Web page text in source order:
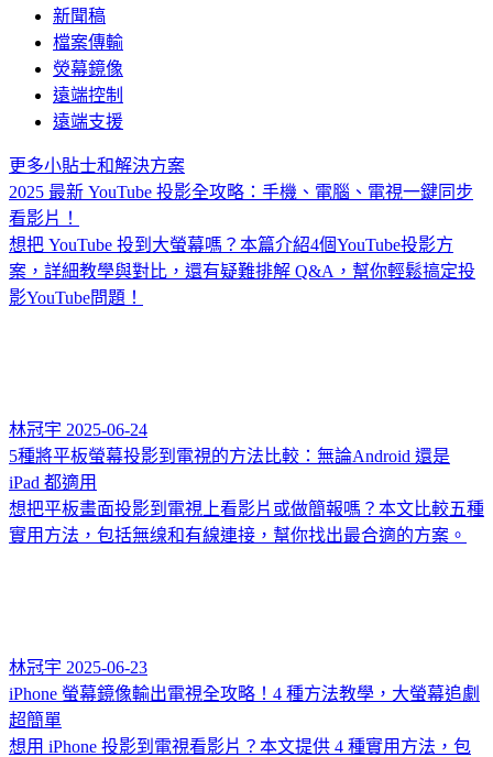
新聞稿
檔案傳輸
熒幕鏡像
遠端控制
遠端支援
更多小貼士和解決方案
2025 最新 YouTube 投影全攻略：手機、電腦、電視一鍵同步
看影片！
想把 YouTube 投到大螢幕嗎？本篇介紹4個YouTube投影方
案，詳細教學與對比，還有疑難排解 Q&A，幫你輕鬆搞定投
影YouTube問題！
林冠宇 2025-06-24
5種將平板螢幕投影到電視的方法比較：無論Android 還是
iPad 都適用
想把平板畫面投影到電視上看影片或做簡報嗎？本文比較五種
實用方法，包括無缐和有線連接，幫你找出最合適的方案。
林冠宇 2025-06-23
iPhone 螢幕鏡像輸出電視全攻略！4 種方法教學，大螢幕追劇
超簡單
想用 iPhone 投影到電視看影片？本文提供 4 種實用方法，包